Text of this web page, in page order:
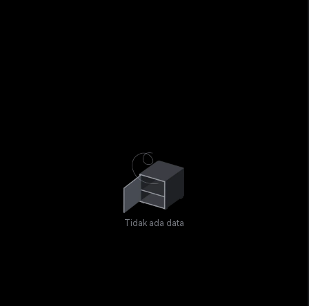
Tidak ada data